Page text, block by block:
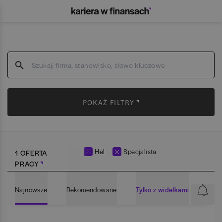
POKAŻ FILTRY
1 OFERTA
PRACY
Hel Specjalista
Najnowsze Rekomendowane Tylko z widełkami